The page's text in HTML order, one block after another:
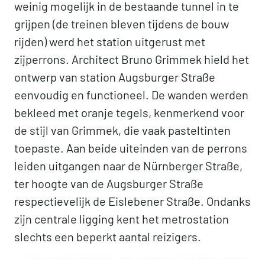
weinig mogelijk in de bestaande tunnel in te
grijpen (de treinen bleven tijdens de bouw
rijden) werd het station uitgerust met
zijperrons. Architect Bruno Grimmek hield het
ontwerp van station Augsburger Straße
eenvoudig en functioneel. De wanden werden
bekleed met oranje tegels, kenmerkend voor
de stijl van Grimmek, die vaak pasteltinten
toepaste. Aan beide uiteinden van de perrons
leiden uitgangen naar de Nürnberger Straße,
ter hoogte van de Augsburger Straße
respectievelijk de Eislebener Straße. Ondanks
zijn centrale ligging kent het metrostation
slechts een beperkt aantal reizigers.